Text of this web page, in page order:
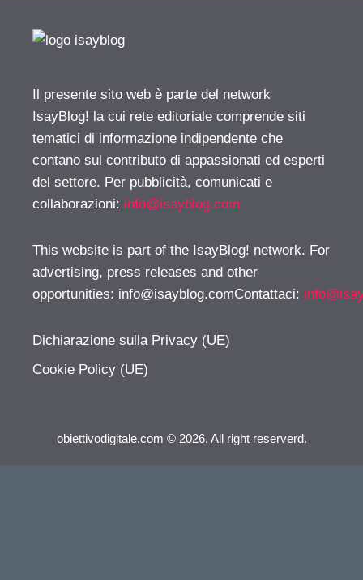
Il presente sito web è parte del network
IsayBlog! la cui rete editoriale comprende siti
tematici di informazione indipendente che
contano sul contributo di appassionati ed esperti
del settore. Per pubblicità, comunicati e
collaborazioni: info@isayblog.com
This website is part of the IsayBlog! network. For
advertising, press releases and other
opportunities: info@isayblog.comContattaci:
Dichiarazione sulla Privacy (UE)
Cookie Policy (UE)
obiettivodigitale.com © 2026. All right reserverd.